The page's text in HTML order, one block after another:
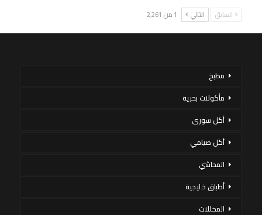
السابق التالي 1 من 2٬261
مطبخ
مأكولات بحرية
أكل سورى
أكل صيامي
المحاشي
أطباق خليجية
المخللات